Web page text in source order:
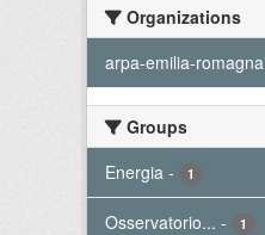
Organizations
arpa-emilia-romagna
Groups
Energia - 1
Osservatorio... - 1